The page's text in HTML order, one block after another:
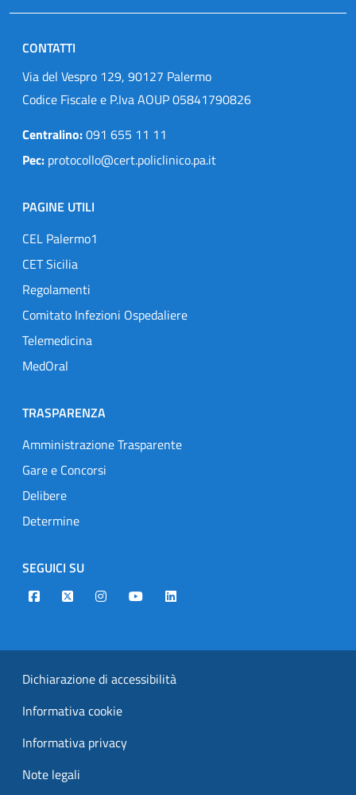
CONTATTI
Via del Vespro 129, 90127 Palermo
Codice Fiscale e P.Iva AOUP 05841790826
Centralino:091 655 11 11
Pec: protocollo@cert.policlinico.pa.it
PAGINE UTILI
CEL Palermo1
CET Sicilia
Regolamenti
Comitato Infezioni Ospedaliere
Telemedicina
MedOral
TRASPARENZA
Amministrazione Trasparente
Gare e Concorsi
Delibere
Determine
SEGUICI SU
Designers Italia
TwitterInstagramYoutubeLinkedin
Dichiarazione di accessibilità
Informativa cookie
Informativa privacy
Note legali